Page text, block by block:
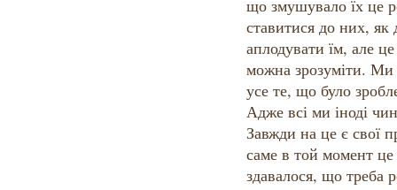
що змушувало їх це
ставитися до них, як
аплодувати їм, але
можна зрозуміти.
усе те, що було
Адже всі ми іноді
Завжди на це є свої
саме в той момент
здавалося, що треба